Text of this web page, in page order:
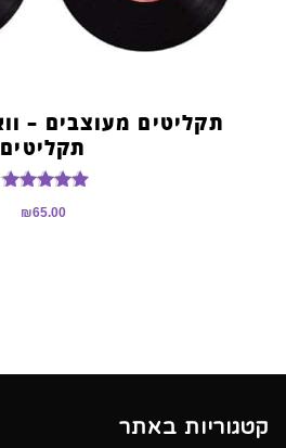
תקליטים
5.00
₪65.00
קטגוריות באתר